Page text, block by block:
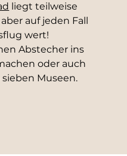
liegt teilweise
auf jeden Fall
wert!
Abstecher ins
oder auch
Museen.